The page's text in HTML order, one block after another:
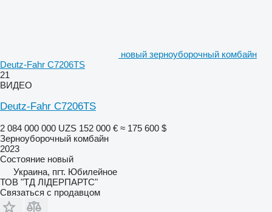
новый зерноуборочный комбайн
Deutz-Fahr C7206TS
21
ВИДЕО
Deutz-Fahr C7206TS
2 084 000 000 UZS 152 000 € ≈ 175 600 $
Зерноуборочный комбайн
2023
Состояние новый
Украина, пгт. Юбилейное
ТОВ "ТД ЛІДЕРПАРТС"
Связаться с продавцом